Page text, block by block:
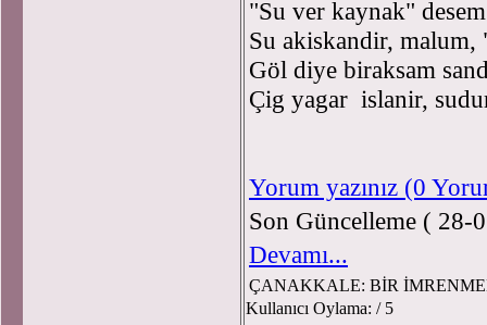
"Su ver kaynak"
Su akiskandir, malum,
Göl diye biraksam
Çig yagar islanir,
Yorum yazınız (0
Son Güncelleme ( 28-
Devamı...
ÇANAKKALE: BİR
Kullanıcı Oylama: / 5